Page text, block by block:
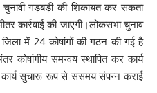
गड़बड़ी की शिकायत कर सकता
कार्रवाई की जाएगी।लोकसभा चुनाव
में 24 कोषांगों की गठन की गई है
कोषांगीय समन्वय स्थापित कर कार्य
कार्य सुचारू रूप से ससमय संपन्न कराई